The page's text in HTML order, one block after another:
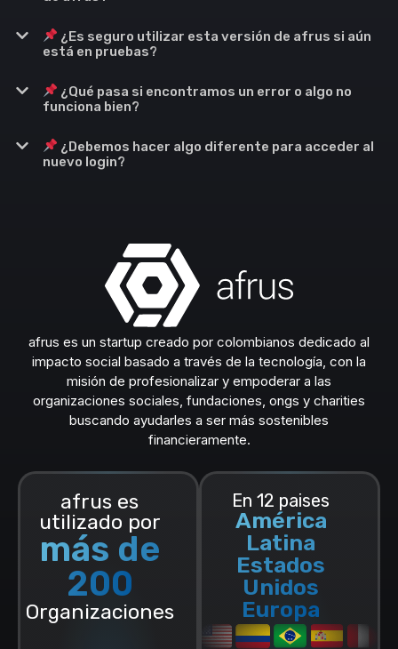
¿Es seguro utilizar esta versión de afrus si aún
está en pruebas?
¿Qué pasa si encontramos un error o algo no
funciona bien?
¿Debemos hacer algo diferente para acceder al
nuevo login?
afrus es un startup creado por colombianos dedicado al
impacto social basado a través de la tecnología, con la
misión de profesionalizar y empoderar a las
organizaciones sociales, fundaciones, ongs y charities
buscando ayudarles a ser más sostenibles
financieramente.
afrus es
utilizado por
más de
200
Organizaciones
En 12 paises
América
Latina
Estados
Unidos
Europa